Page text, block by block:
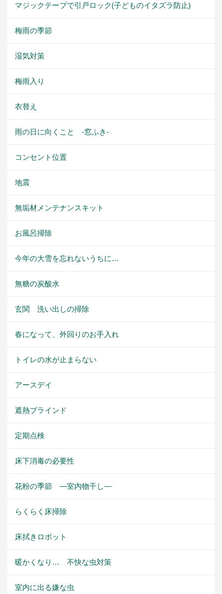
マジックテープで引戸ロック(子どものイタズラ防止)
梅雨の季節
湿気対策
梅雨入り
衣替え
雨の日に向くこと -窓ふき-
コンセント位置
地震
無垢材メンテナンスキット
お風呂掃除
今年の大雪を忘れないうちに…
無糖の炭酸水
玄関 洗い出しの掃除
春になって、外回りのお手入れ
トイレの水が止まらない
アースデイ
遮熱ブラインド
定期点検
床下消毒の必要性
花粉の季節 ―室内物干し―
らくらく床掃除
床拭きロボット
暖かくなり… 不快な虫対策
室内に出る嫌な虫